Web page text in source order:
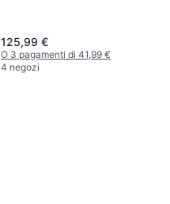
125,99 €
O 3 pagamenti di 41,99 €
4 negozi